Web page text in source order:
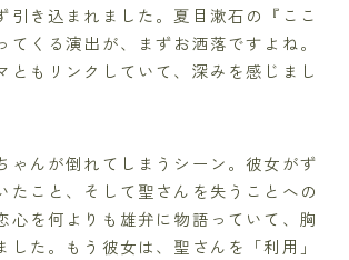
引き込まれました。夏目漱石の『ここ
てくる演出が、まずお洒落ですよね。
ともリンクしていて、深みを感じまし
ゃんが倒れてしまうシーン。彼女がず
たこと、そして聖さんを失うことへの
心を何よりも雄弁に物語っていて、胸
した。もう彼女は、聖さんを「利用」